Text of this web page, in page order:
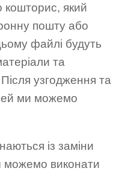
кошторис, який
пошту або
файлі будуть
та
узгодження та
ми можемо
із заміни
можемо виконати